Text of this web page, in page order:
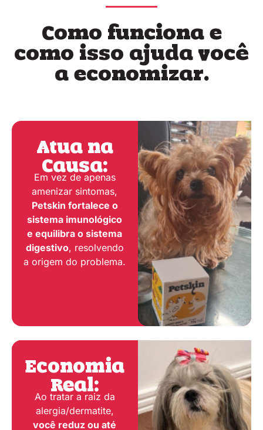
Como funciona e
como isso ajuda você
a economizar.
Atua na
Causa:
Em vez de apenas
amenizar sintomas,
Petskin fortalece o
sistema imunológico
e equilibra o sistema
digestivo, resolvendo
a origem do problema.
Economia
Real:
Ao tratar a raiz da
alergia/dermatite,
você reduz ou até